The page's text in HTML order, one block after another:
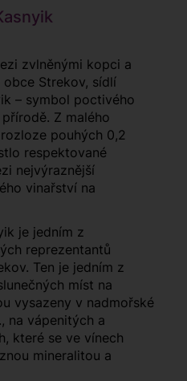
zvlněnými kopci a
Strekov, sídlí
– symbol poctivého
Z malého
pouhých 0,2
respektované
nejvýraznější
vinařství na
je jedním z
reprezentantů
Ten je jedním z
míst na
vysazeny v nadmořské
na vápenitých a
které se ve vínech
mineralitou a